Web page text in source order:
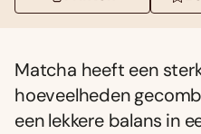
Matcha heeft een
hoeveelheden
een lekkere balans in